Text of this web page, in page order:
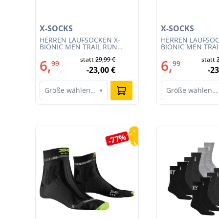
HERREN LAUFSOCKEN X-
BIONIC MEN TRAIL RUN
R019)
X-SOCKS
6,99 statt29,99 €
-23,00 €
Größe wählen… ▾
HERREN
BIONIC MEN
011)
X-SOCKS
6,99 statt
-
Größe wählen…
Produktgalerie überspringen
-77%